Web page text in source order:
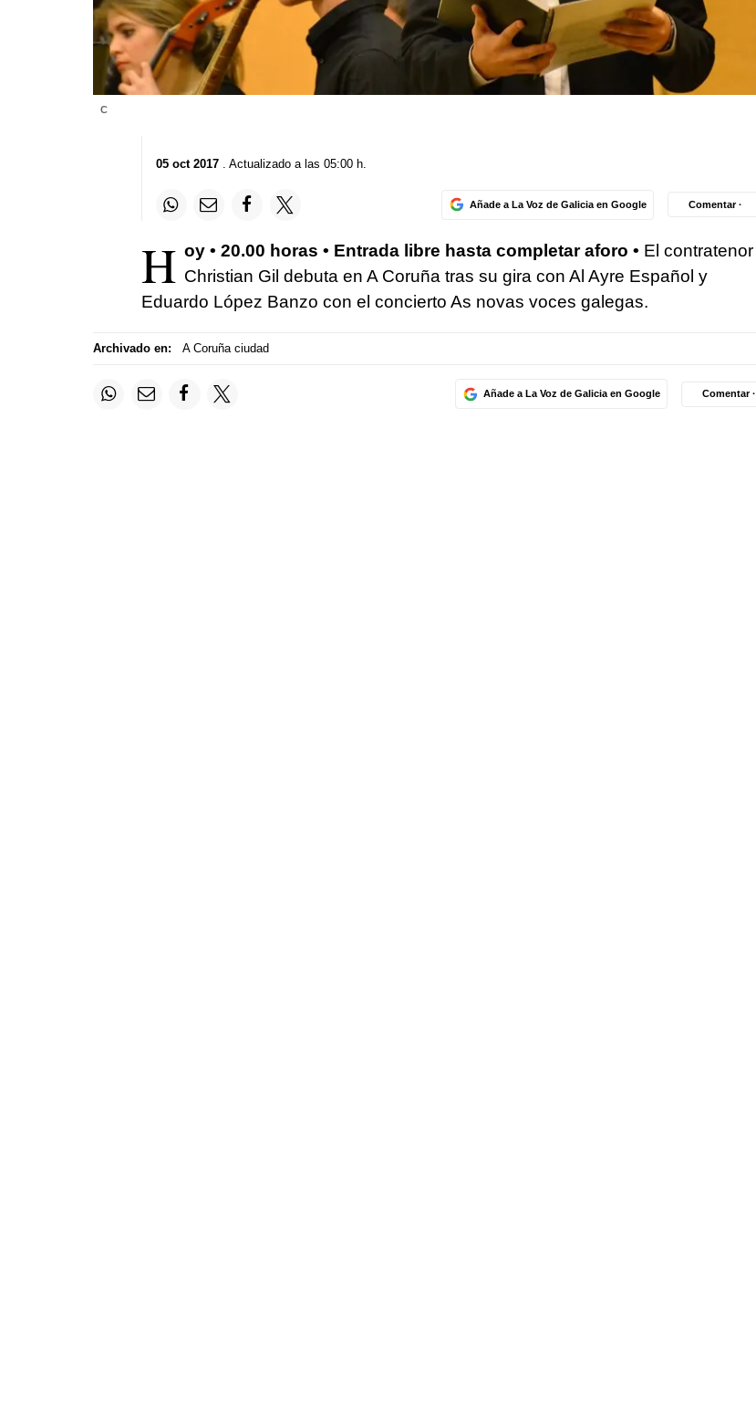
C
05 oct 2017. Actualizado a las 05:00 h.
Añade a La Voz de Galicia en Google Comentar ·
H oy • 20.00 horas • Entrada libre hasta completar aforo • El contratenor
Christian Gil debuta en A Coruña tras su gira con Al Ayre Español y
Eduardo López Banzo con el concierto As novas voces galegas.
Archivado en: A Coruña ciudad
Añade a La Voz de Galicia en Google Comentar ·